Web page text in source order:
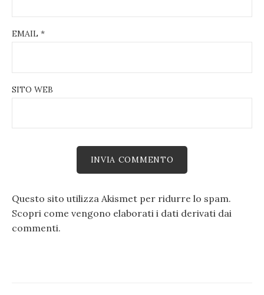
EMAIL *
SITO WEB
Questo sito utilizza Akismet per ridurre lo spam.
Scopri come vengono elaborati i dati derivati dai
commenti.